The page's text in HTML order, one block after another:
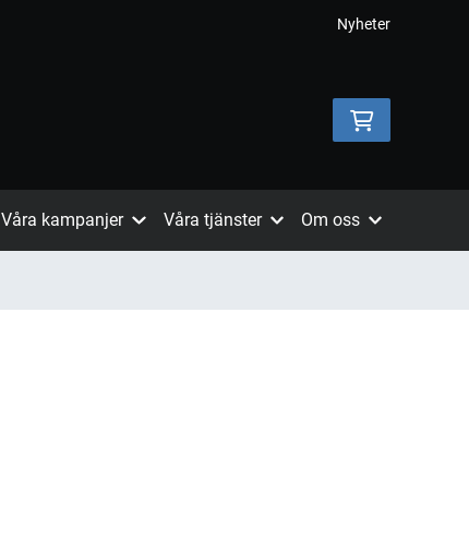
Nyheter
Våra kampanjer Våra tjänster Om oss